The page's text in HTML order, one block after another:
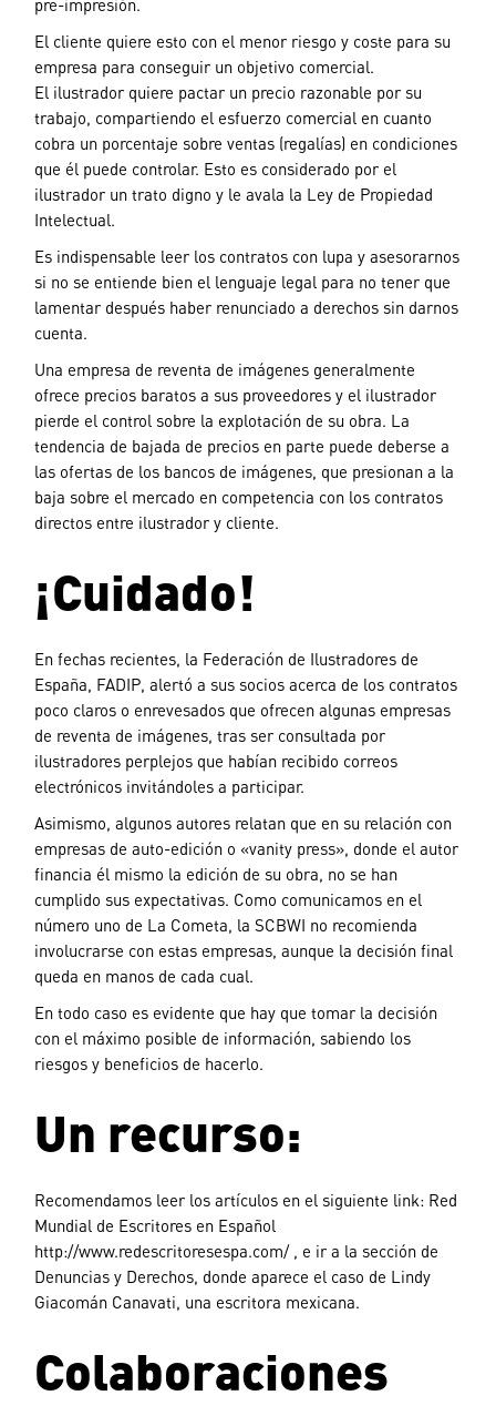
pre-impresión.
El cliente quiere esto con el menor riesgo y coste para su
empresa para conseguir un objetivo comercial.
El ilustrador quiere pactar un precio razonable por su
trabajo, compartiendo el esfuerzo comercial en cuanto
cobra un porcentaje sobre ventas (regalías) en condiciones
que él puede controlar. Esto es considerado por el
ilustrador un trato digno y le avala la Ley de Propiedad
Intelectual.
Es indispensable leer los contratos con lupa y asesorarnos
si no se entiende bien el lenguaje legal para no tener que
lamentar después haber renunciado a derechos sin darnos
cuenta.
Una empresa de reventa de imágenes generalmente
ofrece precios baratos a sus proveedores y el ilustrador
pierde el control sobre la explotación de su obra. La
tendencia de bajada de precios en parte puede deberse a
las ofertas de los bancos de imágenes, que presionan a la
baja sobre el mercado en competencia con los contratos
directos entre ilustrador y cliente.
¡Cuidado!
En fechas recientes, la Federación de Ilustradores de
España, FADIP, alertó a sus socios acerca de los contratos
poco claros o enrevesados que ofrecen algunas empresas
de reventa de imágenes, tras ser consultada por
ilustradores perplejos que habían recibido correos
electrónicos invitándoles a participar.
Asimismo, algunos autores relatan que en su relación con
empresas de auto-edición o «vanity press», donde el autor
financia él mismo la edición de su obra, no se han
cumplido sus expectativas. Como comunicamos en el
número uno de La Cometa, la SCBWI no recomienda
involucrarse con estas empresas, aunque la decisión final
queda en manos de cada cual.
En todo caso es evidente que hay que tomar la decisión
con el máximo posible de información, sabiendo los
riesgos y beneficios de hacerlo.
Un recurso:
Recomendamos leer los artículos en el siguiente link: Red
Mundial de Escritores en Español
http://www.redescritoresespa.com/ , e ir a la sección de
Denuncias y Derechos, donde aparece el caso de Lindy
Giacomán Canavati, una escritora mexicana.
Colaboraciones